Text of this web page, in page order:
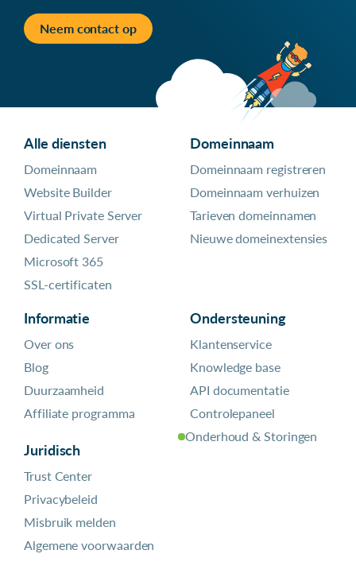
Neem contact op
Alle diensten
Domeinnaam
Website Builder
Virtual Private Server
Dedicated Server
Microsoft 365
SSL-certificaten
Domeinnaam
Domeinnaam registreren
Domeinnaam verhuizen
Tarieven domeinnamen
Nieuwe domeinextensies
Informatie
Over ons
Blog
Duurzaamheid
Affiliate programma
Juridisch
Trust Center
Privacybeleid
Misbruik melden
Algemene voorwaarden
Ondersteuning
Klantenservice
Knowledge base
API documentatie
Controlepaneel
Onderhoud & Storingen